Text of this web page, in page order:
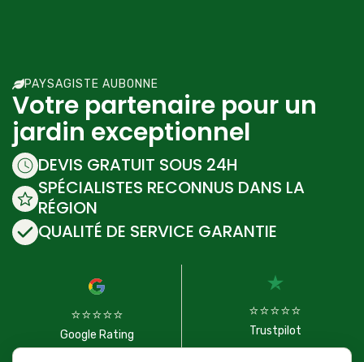
PAYSAGISTE AUBONNE
Votre partenaire pour un
jardin exceptionnel
DEVIS GRATUIT SOUS 24H
SPÉCIALISTES RECONNUS DANS LA
RÉGION
QUALITÉ DE SERVICE GARANTIE
⭐⭐⭐⭐⭐
Google Rating
⭐⭐⭐⭐⭐
Trustpilot